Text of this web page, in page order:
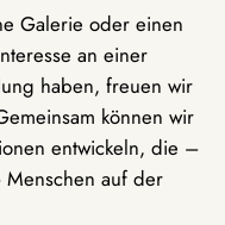
Galerie oder einen
an einer
haben, freuen wir
können wir
entwickeln, die –
auf der